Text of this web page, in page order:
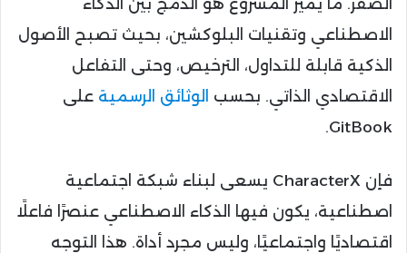
الصفر. ما يميز المشروع هو الدمج بين الذكاء
الاصطناعي وتقنيات البلوكشين، بحيث تصبح الأصول
الذكية قابلة للتداول، الترخيص، وحتى التفاعل
الاقتصادي الذاتي. بحسب الوثائق الرسمية على
GitBook.
فإن CharacterX يسعى لبناء شبكة اجتماعية
اصطناعية، يكون فيها الذكاء الاصطناعي عنصرًا فاعلًا
اقتصاديًا واجتماعيًا، وليس مجرد أداة. هذا التوجه